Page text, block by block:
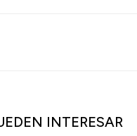
INTERESAR